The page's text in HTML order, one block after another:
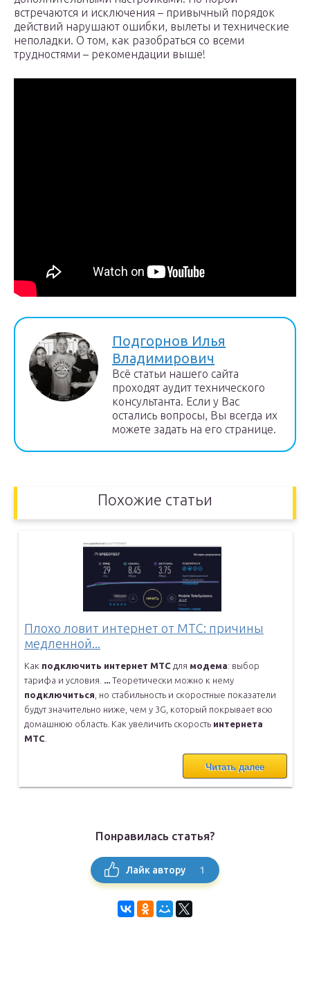
встречаются и исключения – привычный порядок
действий нарушают ошибки, вылеты и технические
неполадки. О том, как разобраться со всеми
трудностями – рекомендации выше!
Подгорнов Илья
Владимирович
Всё статьи нашего сайта
проходят аудит технического
консультанта. Если у Вас
остались вопросы, Вы всегда их
можете задать на его странице.
Похожие статьи
Плохо ловит интернет от МТС: причины
медленной...
Как подключить интернет МТС для модема: выбор
тарифа и условия. ... Теоретически можно к нему
подключиться , но стабильность и скоростные показатели
будут значительно ниже, чем у 3G, который покрывает всю
домашнюю область. Как увеличить скорость интернета
МТС
Читать далее
Понравилась статья?
Лайк автору 1